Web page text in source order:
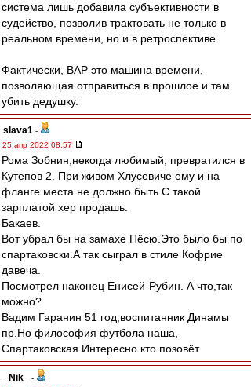
система лишь добавила субъективности в
судейство, позволив трактовать не только в
реальном времени, но и в ретроспективе.
Фактически, ВАР это машина времени,
позволяющая отправиться в прошлое и там
убить дедушку.
slava1 -
25 апр 2022 08:57
Рома Зобнин,некогда любимый, превратился в
Кутепов 2. При живом Хлусевиче ему и на
фланге места не должно быть.С такой
зарплатой хер продашь.
Бакаев.
Вот убрал бы на замахе Пёсю.Это было бы по
спартаковски.А так сыграл в стиле Кофрие
давеча.
Посмотрел наконец Енисей-Рубин. А что,так
можно?
Вадим Гаранин 51 год,воспитанник Динамы
пр.Но философия футбола наша,
Спартаковская.Интересно кто позовёт.
_Nik_
-